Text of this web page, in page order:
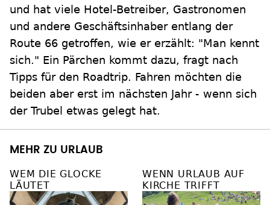
und hat viele Hotel-Betreiber, Gastronomen
und andere Geschäftsinhaber entlang der
Route 66 getroffen, wie er erzählt: "Man kennt
sich." Ein Pärchen kommt dazu, fragt nach
Tipps für den Roadtrip. Fahren möchten die
beiden aber erst im nächsten Jahr - wenn sich
der Trubel etwas gelegt hat.
MEHR ZU URLAUB
WEM DIE GLOCKE
LÄUTET
WENN URLAUB AUF
KIRCHE TRIFFT